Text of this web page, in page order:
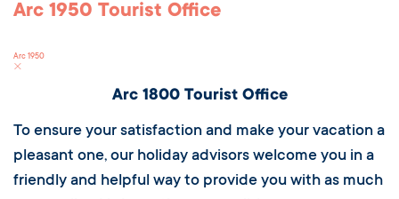
Arc 1950 Tourist Office
Arc 1950
Arc 1800 Tourist Office
To ensure your satisfaction and make your vacation a
pleasant one, our holiday advisors welcome you in a
friendly and helpful way to provide you with as much